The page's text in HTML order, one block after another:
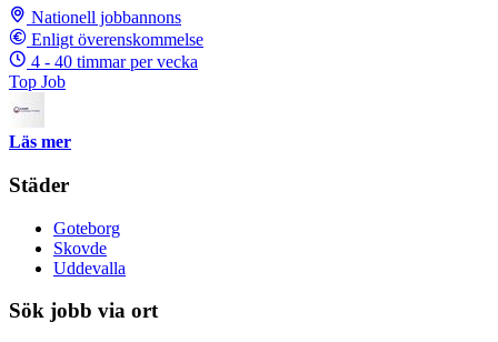
Nationell jobbannons
Enligt överenskommelse
4 - 40 timmar per vecka
Top Job
Läs mer
Städer
Goteborg
Skovde
Uddevalla
Sök jobb via ort